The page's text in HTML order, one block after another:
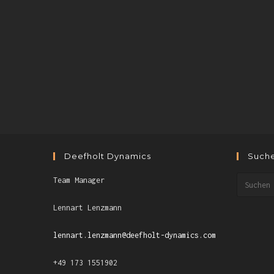
Deefholt Dynamics
Team Manager
Lennart Lenzmann
lennart.lenzmann@deefholt-dynamics.com
+49 173 1551902